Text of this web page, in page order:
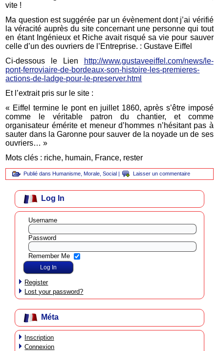
vite !
Ma question est suggérée par un évènement dont j’ai vérifié
la véracité auprès du site concernant une personne qui tout
en étant Ingénieux et Riche avait risqué sa vie pour sauver
celle d’un des ouvriers de l’Entreprise. : Gustave Eiffel
Ci-dessous le Lien
http://www.gustaveeiffel.com/news/le-
pont-ferroviaire-de-bordeaux-son-histoire-les-premieres-
actions-de-ladge-pour-le-preserver.html
Et l’extrait pris sur le site :
« Eiffel termine le pont en juillet 1860, après s’être imposé
comme le véritable patron du chantier, et comme
organisateur émérite et meneur d’hommes n’hésitant pas à
sauter dans la Garonne pour sauver de la noyade un de ses
ouvriers… »
Mots clés : riche, humain, France, rester
Publié dans Humanisme Morale ,Social | Laisser un commentaire
Log In
Username
Password
Remember Me
Register
Lost your password?
Méta
Inscription
Connexion